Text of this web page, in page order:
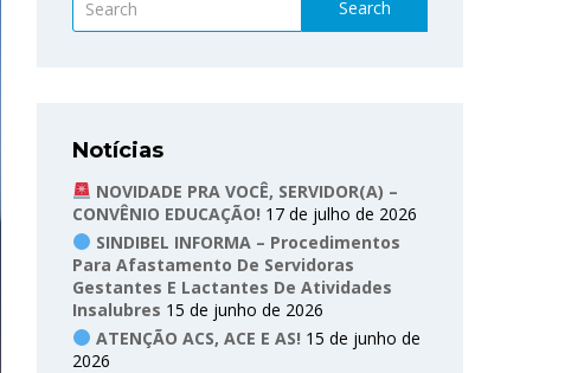
Search
Notícias
NOVIDADE PRA VOCÊ, SERVIDOR(A) –
CONVÊNIO EDUCAÇÃO! 17 de julho de 2026
SINDIBEL INFORMA – Procedimentos
Para Afastamento De Servidoras
Gestantes E Lactantes De Atividades
Insalubres 15 de junho de 2026
ATENÇÃO ACS, ACE E AS! 15 de junho de
2026